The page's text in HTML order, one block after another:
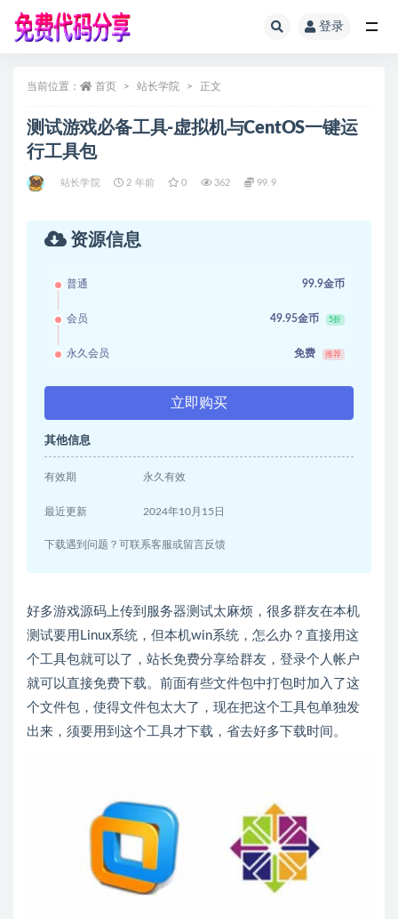
登录
当前位置： 首页 站长学院 正文
测试游戏必备工具-虚拟机与CentOS一键运
行工具包
站长学院 2 年前 0 362 99.9
资源信息
普通 99.9金币
会员 49.95金币 5折
永久会员 免费 推荐
立即购买
其他信息
有效期 永久有效
最近更新 2024年10月15日
下载遇到问题？可联系客服或留言反馈
好多游戏源码上传到服务器测试太麻烦，很多群友在本机
测试要用Linux系统，但本机win系统，怎么办？直接用这
个工具包就可以了，站长免费分享给群友，登录个人帐户
就可以直接免费下载。前面有些文件包中打包时加入了这
个文件包，使得文件包太大了，现在把这个工具包单独发
出来，须要用到这个工具才下载，省去好多下载时间。